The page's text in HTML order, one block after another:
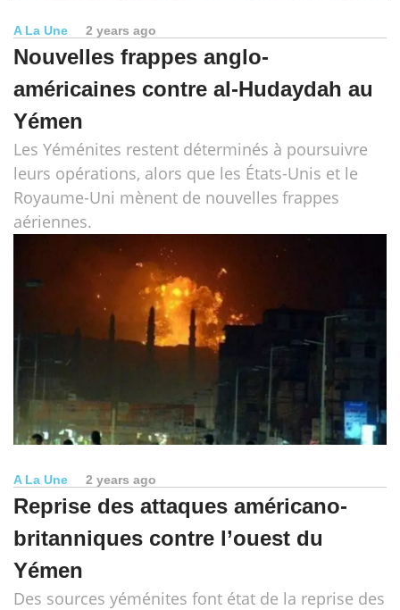
A La Une 2 years ago
Nouvelles frappes anglo-
américaines contre al-Hudaydah au
Yémen
Les Yéménites restent déterminés à poursuivre
leurs opérations, alors que les États-Unis et le
Royaume-Uni mènent de nouvelles frappes
aériennes.
A La Une 2 years ago
Reprise des attaques américano-
britanniques contre l’ouest du
Yémen
Des sources yéménites font état de la reprise des